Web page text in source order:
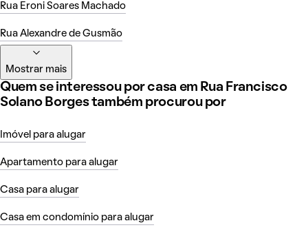
Rua Eroni Soares Machado
Rua Alexandre de Gusmão
Mostrar mais
Quem se interessou por casa em Rua Francisco
Solano Borges também procurou por
Imóvel para alugar
Apartamento para alugar
Casa para alugar
Casa em condomínio para alugar